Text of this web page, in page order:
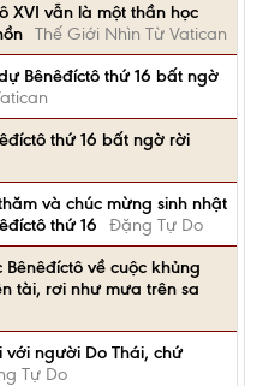
XVI vẫn là một thần học
Thế Giới Nhìn Từ Vatican
Bênêđíctô thứ 16 bất ngờ
thứ 16 bất ngờ rời
và chúc mừng sinh nhật
thứ 16
Đặng Tự Do
về cuộc khủng
tài, rơi như mưa trên sa
người Do Thái, chứ
Tự Do